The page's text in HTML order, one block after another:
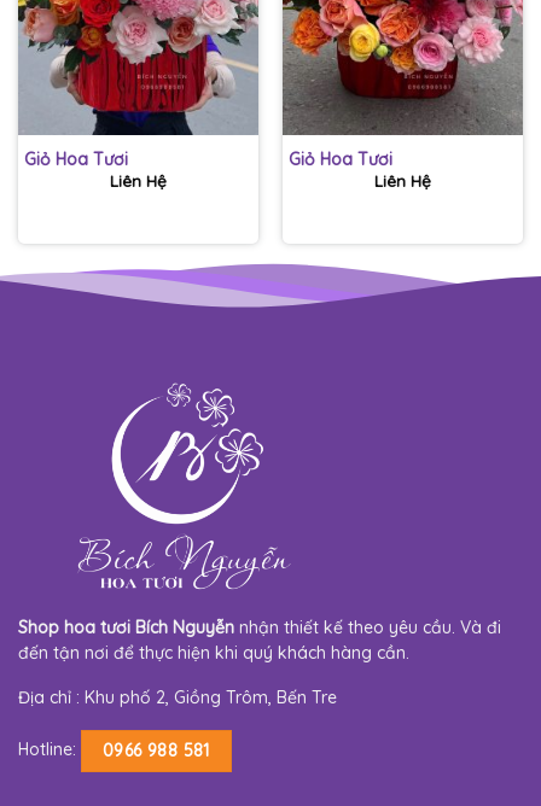
Giỏ Hoa Tươi
Liên Hệ
Giỏ Hoa Tươi
Liên Hệ
Shop hoa tươi Bích Nguyễn nhận thiết kế theo yêu cầu. Và đi
đến tận nơi để thực hiện khi quý khách hàng cần.
Địa chỉ : Khu phố 2, Giồng Trôm, Bến Tre
Hotline: 0966 988 581